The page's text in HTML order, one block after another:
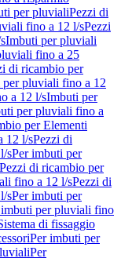
per pluvialiPezzi di
fino a 12 l/sPezzi
Imbuti per pluviali
fino a 25
di ricambio per
pluviali fino a 12
a 12 l/sImbuti per
per pluviali fino a
per Elementi
12 l/sPezzi di
sPer imbuti per
Pezzi di ricambio per
fino a 12 l/sPezzi di
sPer imbuti per
per pluviali fino
di fissaggio
Per imbuti per
Per